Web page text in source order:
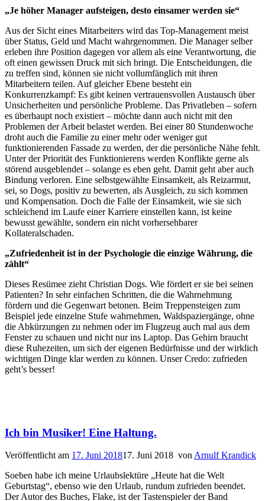
„Je höher Manager aufsteigen, desto einsamer werden sie“
Aus der Sicht eines Mitarbeiters wird das Top-Management meist
über Status, Geld und Macht wahrgenommen. Die Manager selber
erleben ihre Position dagegen vor allem als eine Verantwortung, die
oft einen gewissen Druck mit sich bringt. Die Entscheidungen, die
zu treffen sind, können sie nicht vollumfänglich mit ihren
Mitarbeitern teilen. Auf gleicher Ebene besteht ein
Konkurrenzkampf: Es gibt keinen vertrauensvollen Austausch über
Unsicherheiten und persönliche Probleme. Das Privatleben – sofern
es überhaupt noch existiert – möchte dann auch nicht mit den
Problemen der Arbeit belastet werden. Bei einer 80 Stundenwoche
droht auch die Familie zu einer mehr oder weniger gut
funktionierenden Fassade zu werden, der die persönliche Nähe fehlt.
Unter der Priorität des Funktionierens werden Konflikte gerne als
störend ausgeblendet – solange es eben geht. Damit geht aber auch
Bindung verloren. Eine selbstgewählte Einsamkeit, als Reizarmut,
sei, so Dogs, positiv zu bewerten, als Ausgleich, zu sich kommen
und Kompensation. Doch die Falle der Einsamkeit, wie sie sich
schleichend im Laufe einer Karriere einstellen kann, ist keine
bewusst gewählte, sondern ein nicht vorhersehbarer
Kollateralschaden.
„Zufriedenheit ist in der Psychologie die einzige Währung, die
zählt“
Dieses Resümee zieht Christian Dogs. Wie fördert er sie bei seinen
Patienten? In sehr einfachen Schritten, die die Wahrnehmung
fördern und die Gegenwart betonen. Beim Treppensteigen zum
Beispiel jede einzelne Stufe wahrnehmen, Waldspaziergänge, ohne
die Abkürzungen zu nehmen oder im Flugzeug auch mal aus dem
Fenster zu schauen und nicht nur ins Laptop. Das Gehirn braucht
diese Ruhezeiten, um sich der eigenen Bedürfnisse und der wirklich
wichtigen Dinge klar werden zu können. Unser Credo: zufrieden
geht’s besser!
Ich bin Musiker! Eine Haltung.
Veröffentlicht am 17. Juni 201817. Juni 2018 vonArnulf Krandick
Soeben habe ich meine Urlaubslektüre „Heute hat die Welt
Geburtstag“, ebenso wie den Urlaub, rundum zufrieden beendet.
Der Autor des Buches, Flake, ist der Tastenspieler der Band